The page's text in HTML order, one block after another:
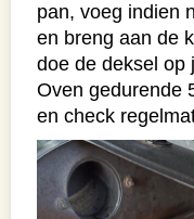
pan, voeg indien
en breng aan de
doe de deksel op
Oven gedurende
en check